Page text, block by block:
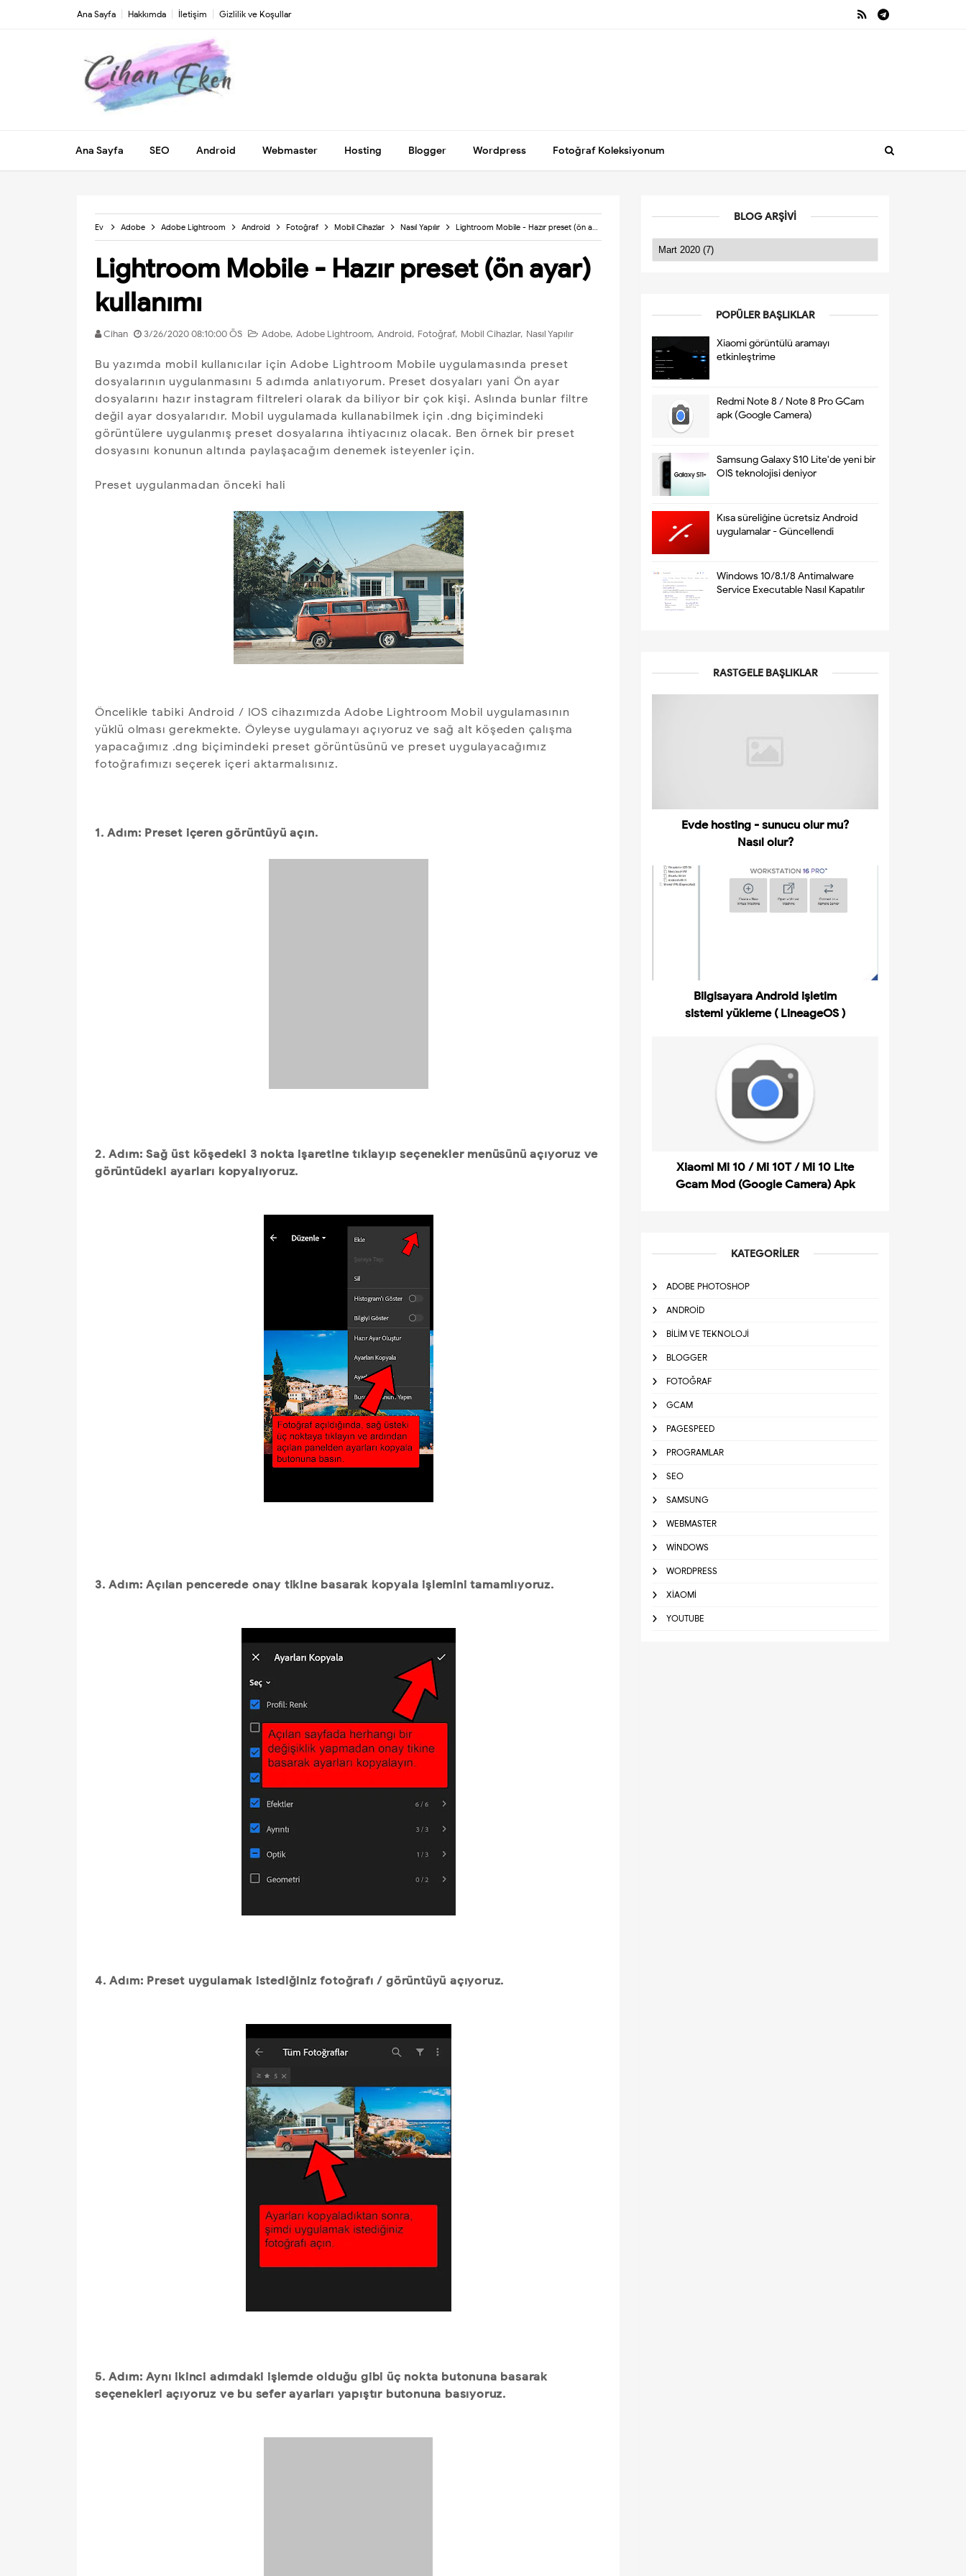
Ana Sayfa Hakkımda İletişim Gizlilik ve Koşullar
Ana Sayfa SEO Android Webmaster Hosting Blogger Wordpress Fotoğraf Koleksiyonum
Ev Adobe Adobe Lightroom Android Fotoğraf Mobil Cihazlar Nasıl Yapılır Lightroom Mobile - Hazır preset (ön ayar) kullanımı
Lightroom Mobile - Hazır preset (ön ayar)
kullanımı
Cihan 3/26/2020 08:10:00 ÖS Adobe, Adobe Lightroom, Android, Fotoğraf, Mobil Cihazlar, Nasıl Yapılır
Bu yazımda mobil kullanıcılar için Adobe Lightroom Mobile uygulamasında preset
dosyalarının uygulanmasını 5 adımda anlatıyorum. Preset dosyaları yani Ön ayar
dosyalarını hazır instagram filtreleri olarak da biliyor bir çok kişi. Aslında bunlar filtre
değil ayar dosyalarıdır. Mobil uygulamada kullanabilmek için .dng biçimindeki
görüntülere uygulanmış preset dosyalarına ihtiyacınız olacak. Ben örnek bir preset
dosyasını konunun altında paylaşacağım denemek isteyenler için.
Preset uygulanmadan önceki hali
Öncelikle tabiki Android / IOS cihazımızda Adobe Lightroom Mobil uygulamasının
yüklü olması gerekmekte. Öyleyse uygulamayı açıyoruz ve sağ alt köşeden çalışma
yapacağımız .dng biçimindeki preset görüntüsünü ve preset uygulayacağımız
fotoğrafımızı seçerek içeri aktarmalısınız.
1. Adım: Preset içeren görüntüyü açın.
2. Adım: Sağ üst köşedeki 3 nokta işaretine tıklayıp seçenekler menüsünü açıyoruz ve
görüntüdeki ayarları kopyalıyoruz.
3. Adım: Açılan pencerede onay tikine basarak kopyala işlemini tamamlıyoruz.
4. Adım: Preset uygulamak istediğiniz fotoğrafı / görüntüyü açıyoruz.
5. Adım: Aynı ikinci adımdaki işlemde olduğu gibi üç nokta butonuna basarak
seçenekleri açıyoruz ve bu sefer ayarları yapıştır butonuna basıyoruz.
BLOG ARŞIVI
POPÜLER BAŞLIKLAR
Xiaomi görüntülü aramayı
etkinleştrime
Redmi Note 8 / Note 8 Pro GCam
apk (Google Camera)
Samsung Galaxy S10 Lite'de yeni bir
OIS teknolojisi deniyor
Kısa süreliğine ücretsiz Android
uygulamalar - Güncellendi
Windows 10/8.1/8 Antimalware
Service Executable Nasıl Kapatılır
RASTGELE BAŞLIKLAR
Evde hosting - sunucu olur mu?
Nasıl olur?
Bilgisayara Android işletim
sistemi yükleme ( LineageOS )
Xiaomi Mi 10 / Mi 10T / Mi 10 Lite
Gcam Mod (Google Camera) Apk
KATEGORILER
ADOBE PHOTOSHOP
ANDROID
BILIM VE TEKNOLOJI
BLOGGER
FOTOĞRAF
GCAM
PAGESPEED
PROGRAMLAR
SEO
SAMSUNG
WEBMASTER
WINDOWS
WORDPRESS
XIAOMI
YOUTUBE